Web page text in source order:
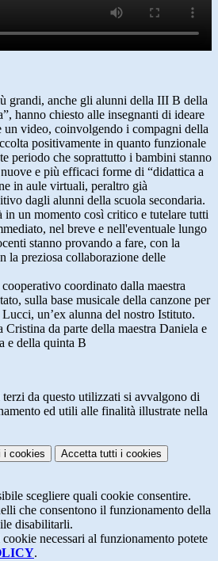
grandi, anche gli alunni della III B della
hanno chiesto alle insegnanti di ideare
un video, coinvolgendo i compagni della
positivamente in quanto funzionale
periodo che soprattutto i bambini stanno
e più efficaci forme di “didattica a
in aule virtuali, peraltro già
dagli alunni della scuola secondaria.
in un momento così critico e tutelare tutti
nel breve e nell'eventuale lungo
stanno provando a fare, con la
la preziosa collaborazione delle
coordinato dalla maestra
sulla base musicale della canzone per
un’ex alunna del nostro Istituto.
da parte della maestra Daniela e
e della quinta B
da questo utilizzati si avvalgono di
ed utili alle finalità illustrate nella
i cookies Accetta tutti i cookies
scegliere quali cookie consentire.
che consentono il funzionamento della
disabilitarli.
necessari al funzionamento potete
.